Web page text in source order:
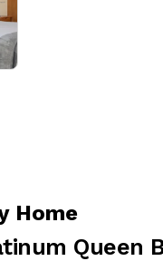
Home
Queen